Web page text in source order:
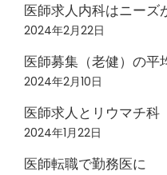
医師求人内科はニーズ
2024年2月22日
医師募集（老健）の平
2024年2月10日
医師求人とリウマチ科
2024年1月22日
医師転職で勤務医に